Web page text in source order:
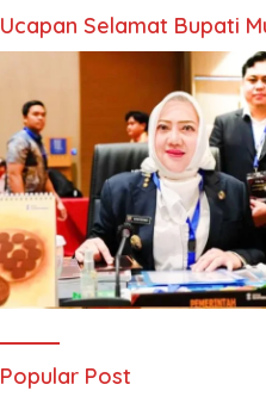
Ucapan Selamat Bupati
Popular Post